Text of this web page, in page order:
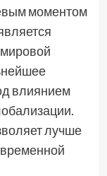
моментом
влиянием
лучше